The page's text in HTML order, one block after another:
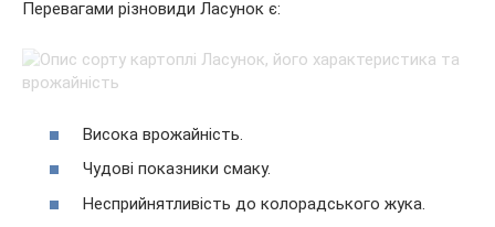
Перевагами різновиди Ласунок є:
Висока врожайність.
Чудові показники смаку.
Несприйнятливість до колорадського жука.